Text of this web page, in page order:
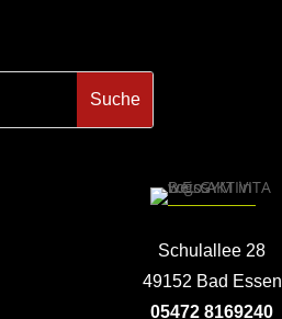
Schulallee 28
49152 Bad Essen
05472 8169240